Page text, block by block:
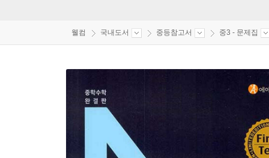
웰컴 국내도서 중등참고서 중3 - 문제집